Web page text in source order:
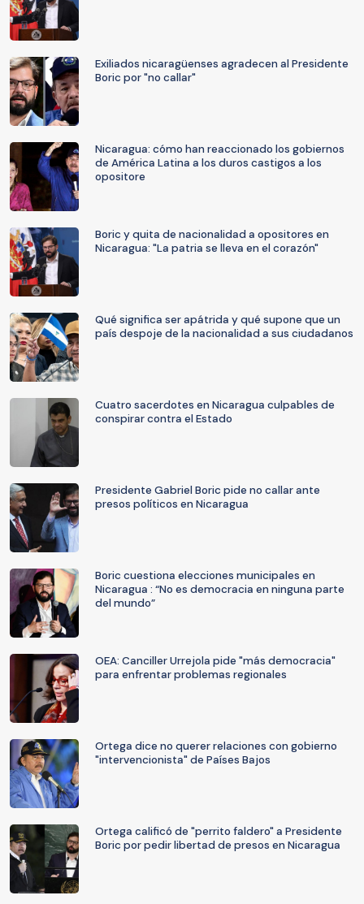
Exiliados nicaragüenses agradecen al Presidente
Boric por "no callar"
Nicaragua: cómo han reaccionado los gobiernos
de América Latina a los duros castigos a los
opositore
Boric y quita de nacionalidad a opositores en
Nicaragua: "La patria se lleva en el corazón"
Qué significa ser apátrida y qué supone que un
país despoje de la nacionalidad a sus ciudadanos
Cuatro sacerdotes en Nicaragua culpables de
conspirar contra el Estado
Presidente Gabriel Boric pide no callar ante
presos políticos en Nicaragua
Boric cuestiona elecciones municipales en
Nicaragua : “No es democracia en ninguna parte
del mundo”
OEA: Canciller Urrejola pide "más democracia"
para enfrentar problemas regionales
Ortega dice no querer relaciones con gobierno
"intervencionista" de Países Bajos
Ortega calificó de "perrito faldero" a Presidente
Boric por pedir libertad de presos en Nicaragua